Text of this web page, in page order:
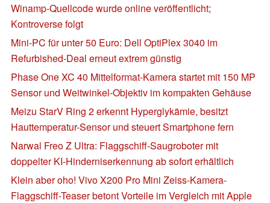
Winamp-Quellcode wurde online veröffentlicht;
Kontroverse folgt
Mini-PC für unter 50 Euro: Dell OptiPlex 3040 im
Refurbished-Deal erneut extrem günstig
Phase One XC 40 Mittelformat-Kamera startet mit 150 MP
Sensor und Weitwinkel-Objektiv im kompakten Gehäuse
Meizu StarV Ring 2 erkennt Hyperglykämie, besitzt
Hauttemperatur-Sensor und steuert Smartphone fern
Narwal Freo Z Ultra: Flaggschiff-Saugroboter mit
doppelter KI-Hinderniserkennung ab sofort erhältlich
Klein aber oho! Vivo X200 Pro Mini Zeiss-Kamera-
Flaggschiff-Teaser betont Vorteile im Vergleich mit Apple